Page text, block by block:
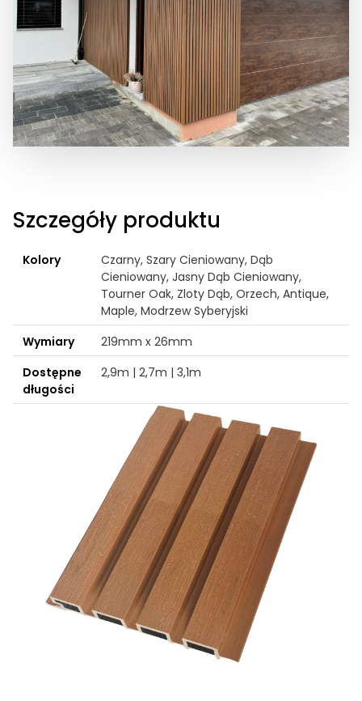
Szczegóły produktu
Kolory
Czarny, Szary Cieniowany, Dąb
Cieniowany, Jasny Dąb Cieniowany,
Tourner Oak, Zloty Dąb, Orzech, Antique,
Maple, Modrzew Syberyjski
Wymiary
219mm x 26mm
Dostępne
długości
2,9m | 2,7m | 3,1m